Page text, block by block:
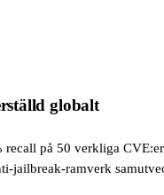
globalt
på 50 verkliga
jailbreak-ramverk